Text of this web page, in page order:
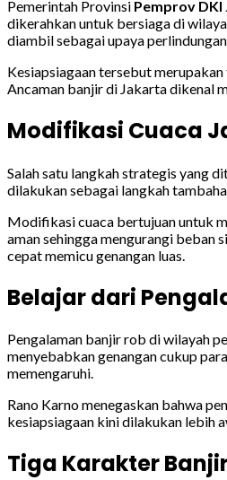
Pemerintah Provinsi Pemprov DKI
dikerahkan untuk bersiaga di
diambil sebagai upaya
Kesiapsiagaan tersebut
Ancaman banjir di Jakarta dikenal
Modifikasi Cuaca
Salah satu langkah strategis yang
dilakukan sebagai langkah
Modifikasi cuaca bertujuan untuk
aman sehingga mengurangi beban
cepat memicu genangan luas.
Belajar dari
Pengalaman banjir rob di wilayah
menyebabkan genangan cukup
memengaruhi.
Rano Karno menegaskan bahwa
kesiapsiagaan kini dilakukan lebih
Tiga Karakter